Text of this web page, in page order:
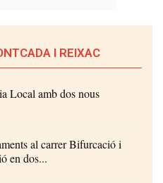
I REIXAC
Local amb dos nous
al carrer Bifurcació i
en dos...